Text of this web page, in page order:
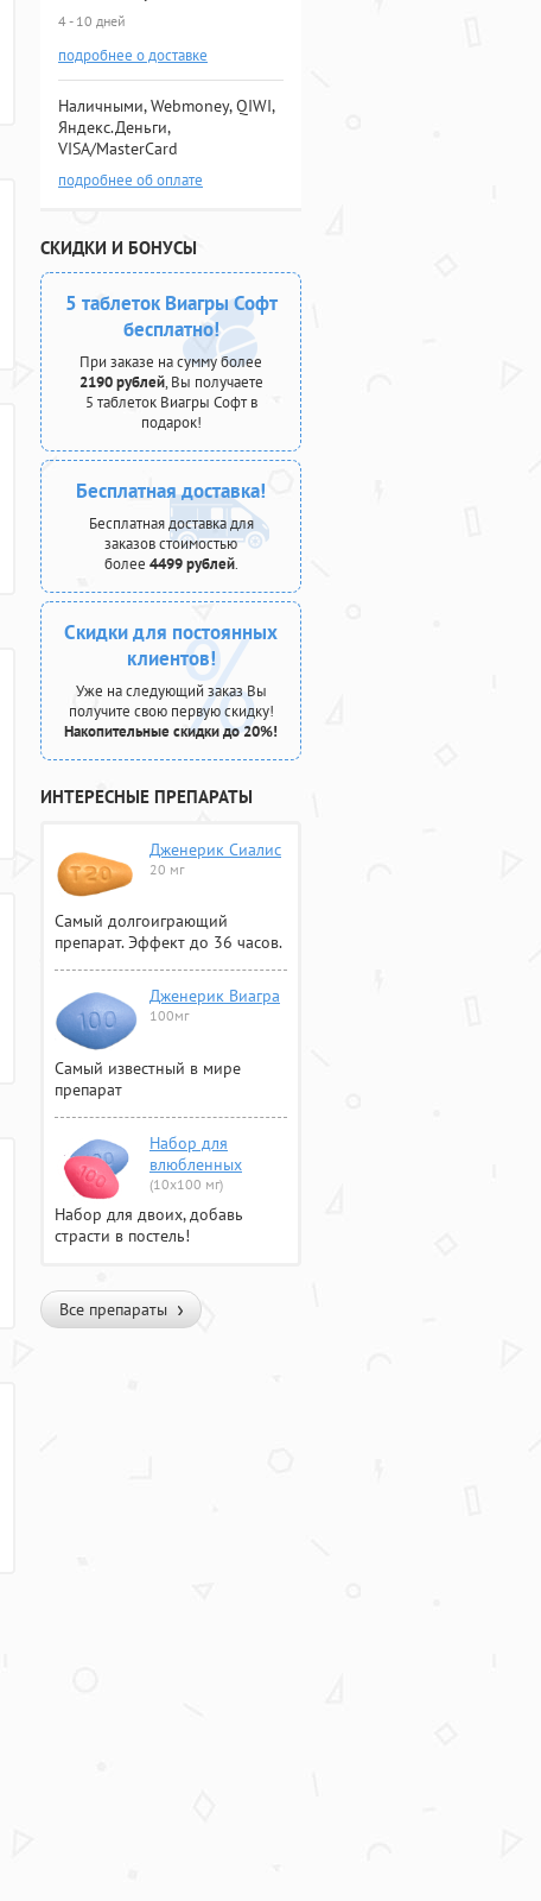
4 - 10 дней
подробнее о доставке
Наличными, Webmoney, QIWI,
Яндекс.Деньги,
VISA/MasterCard
подробнее об оплате
СКИДКИ И БОНУСЫ
5 таблеток Виагры Софт
бесплатно!
При заказе на сумму более
2190 рублей, Вы получаете
5 таблеток Виагры Софт в
подарок!
Бесплатная доставка!
Бесплатная доставка для
заказов стоимостью
более 4499 рублей.
Скидки для постоянных
клиентов!
Уже на следующий заказ Вы
получите свою первую скидку!
Накопительные скидки до 20%!
ИНТЕРЕСНЫЕ ПРЕПАРАТЫ
Дженерик Сиалис
20 мг
Самый долгоиграющий
препарат. Эффект до 36 часов.
Дженерик Виагра
100мг
Самый известный в мире
препарат
Набор для
влюбленных
(10х100 мг)
Набор для двоих, добавь
страсти в постель!
Все препараты